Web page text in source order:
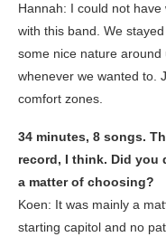
Hannah: I could not
with this band. We
some nice nature
whenever we wanted to.
comfort zones.
34 minutes, 8 songs.
record, I think. Did you
a matter of choosing?
Koen: It was mainly a
starting capitol and no